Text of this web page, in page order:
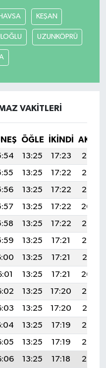
KEŞAN
UZUNKÖPRÜ
VAKITLERI
ÖĞLE İKINDI
13:25 17:23
20:47
13:25 17:22
20:46
13:25 17:22
20:45
13:25 17:22
20:44
13:25 17:22
20:43
13:25 17:21
20:42
13:25 17:21
20:41
13:25 17:21
20:40
13:25 17:20
20:39
13:25 17:20
20:37
13:25 17:19
20:36
13:25 17:19
20:35
13:25 17:18
20:34